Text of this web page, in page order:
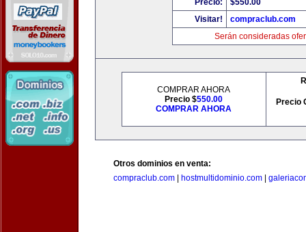
Precio:
$550.00
Visitar!
compraclub.com
Serán consideradas
COMPRAR AHORA
Precio $550.00
COMPRAR AHORA
Precio
Otros dominios en venta:
compraclub.com
hostmultidominio.com